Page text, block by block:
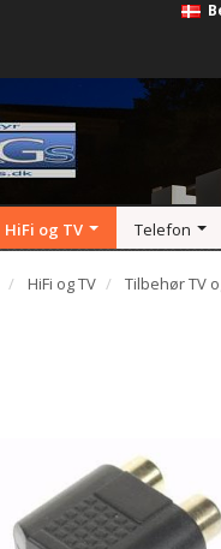
HiFi og TV Telefon
HiFi og TV Tilbehør TV